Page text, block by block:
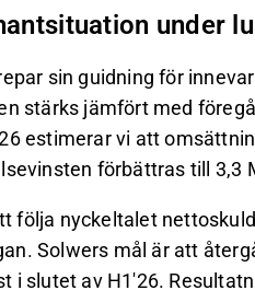
under
sin guidning för
stärks jämfört med
estimerar vi att
förbättras till 3,3
följa nyckeltalet
Solwers mål är att
i slutet av H1'26.